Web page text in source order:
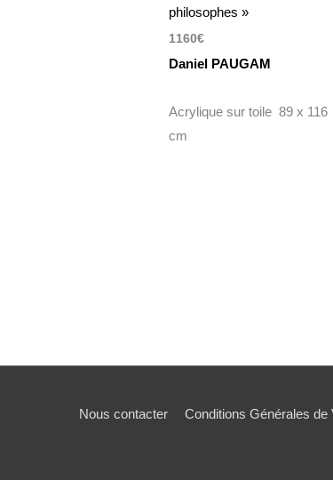
philosophes »
1160€
Daniel PAUGAM
Acrylique sur toile 89 x 116
cm
Nous contacter Conditions Générales de